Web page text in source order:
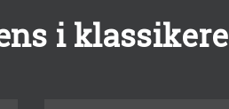
i klassikere